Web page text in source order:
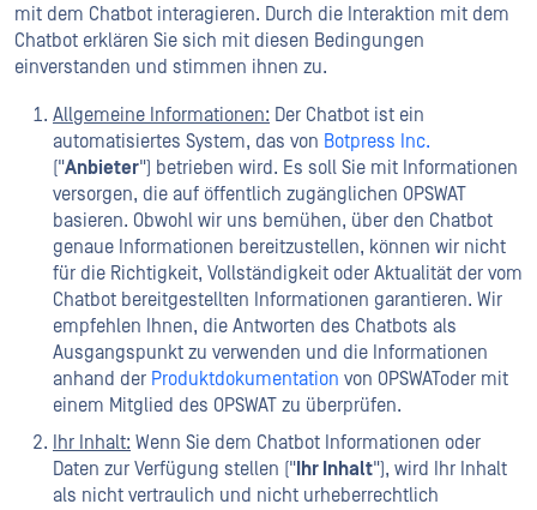
mit dem Chatbot interagieren. Durch die Interaktion mit dem
Chatbot erklären Sie sich mit diesen Bedingungen
einverstanden und stimmen ihnen zu.
Allgemeine Informationen: Der Chatbot ist ein
automatisiertes System, das von Botpress Inc.
("Anbieter") betrieben wird. Es soll Sie mit Informationen
versorgen, die auf öffentlich zugänglichen OPSWAT
basieren. Obwohl wir uns bemühen, über den Chatbot
genaue Informationen bereitzustellen, können wir nicht
für die Richtigkeit, Vollständigkeit oder Aktualität der vom
Chatbot bereitgestellten Informationen garantieren. Wir
empfehlen Ihnen, die Antworten des Chatbots als
Ausgangspunkt zu verwenden und die Informationen
anhand der Produktdokumentation von OPSWAToder mit
einem Mitglied des OPSWAT zu überprüfen.
Ihr Inhalt: Wenn Sie dem Chatbot Informationen oder
Daten zur Verfügung stellen (" Ihr Inhalt"), wird Ihr Inhalt
als nicht vertraulich und nicht urheberrechtlich